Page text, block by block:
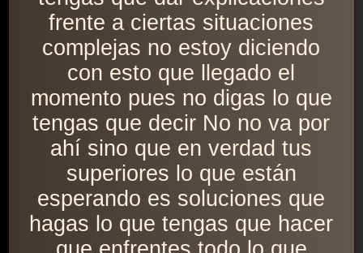
frente a ciertas situaciones
complejas no estoy diciendo
con esto que llegado el
momento pues no digas lo que
tengas que decir No no va por
ahí sino que en verdad tus
superiores lo que están
esperando es soluciones que
hagas lo que tengas que hacer